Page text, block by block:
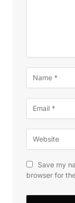
Save my
browser for